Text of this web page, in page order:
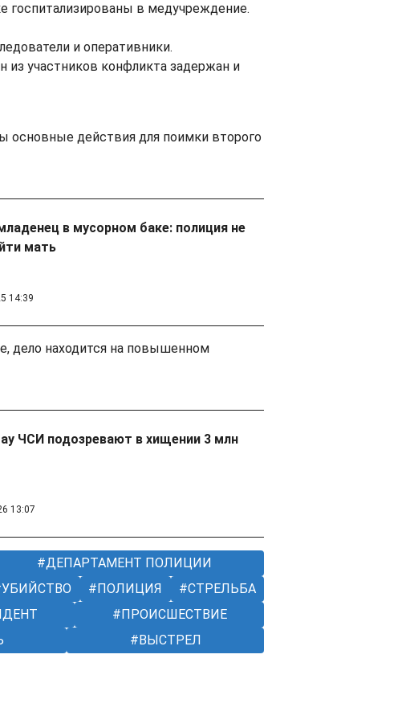
госпитализированы в медучреждение.
и оперативники.
участников конфликта задержан и
основные действия для поимки второго
в мусорном баке: полиция не
мать
14:39
дело находится на повышенном
ЧСИ подозревают в хищении 3 млн
13:07
ДЕПАРТАМЕНТ ПОЛИЦИИ
ПОЛИЦИЯ
СТРЕЛЬБА
ПРОИСШЕСТВИЕ
ВЫСТРЕЛ